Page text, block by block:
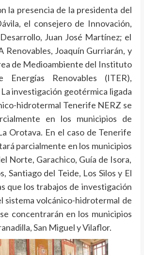
la presencia de la presidenta del
el consejero de Innovación,
Juan José Martínez; el
Renovables, Joaquín Gurriarán, y
de Medioambiente del Instituto
Energías Renovables (ITER),
investigación geotérmica ligada
hidrotermal Tenerife NERZ se
en los municipios de
Orotava. En el caso de Tenerife
parcialmente en los municipios
Norte, Garachico, Guía de Isora,
Santiago del Teide, Los Silos y El
que los trabajos de investigación
sistema volcánico-hidrotermal de
concentrarán en los municipios
San Miguel y Vilaflor.